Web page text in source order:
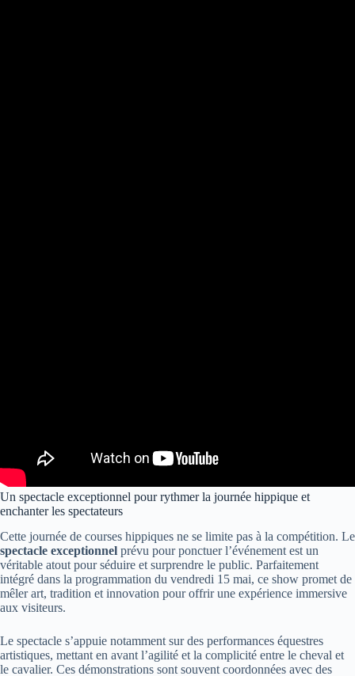
Un spectacle exceptionnel pour rythmer la journée hippique et
enchanter les spectateurs
Cette journée de courses hippiques ne se limite pas à la compétition. Le
spectacle exceptionnel prévu pour ponctuer l’événement est un
véritable atout pour séduire et surprendre le public. Parfaitement
intégré dans la programmation du vendredi 15 mai, ce show promet de
mêler art, tradition et innovation pour offrir une expérience immersive
aux visiteurs.
Le spectacle s’appuie notamment sur des performances équestres
artistiques, mettant en avant l’agilité et la complicité entre le cheval et
le cavalier. Ces démonstrations sont souvent coordonnées avec des